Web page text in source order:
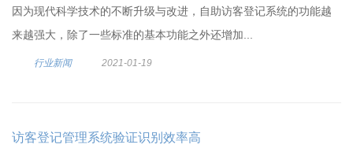
因为现代科学技术的不断升级与改进，自助访客登记系统的功能越
来越强大，除了一些标准的基本功能之外还增加...
行业新闻 2021-01-19
访客登记管理系统验证识别效率高